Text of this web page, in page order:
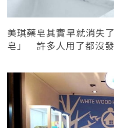
美琪藥皂其實早就消失
皂」 許多人用了都沒